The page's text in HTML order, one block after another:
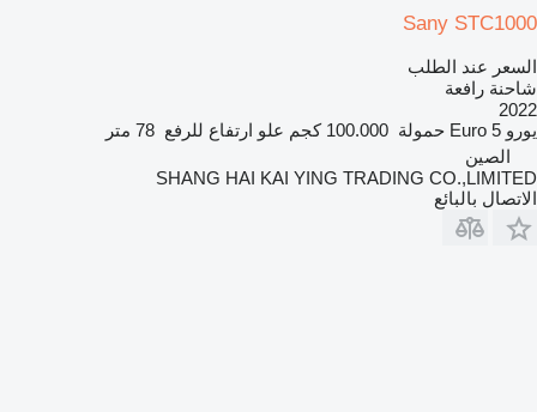
Sany STC1000
السعر عند الطلب
شاحنة رافعة
2022
يورو Euro 5 حمولة 100.000 كجم علو ارتفاع للرفع 78 متر
الصين
SHANG HAI KAI YING TRADING CO.,LIMITED
الاتصال بالبائع